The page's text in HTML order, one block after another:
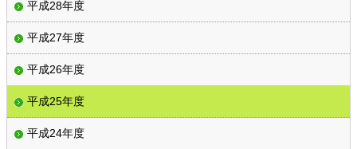
平成28年度
平成27年度
平成26年度
平成25年度
平成24年度